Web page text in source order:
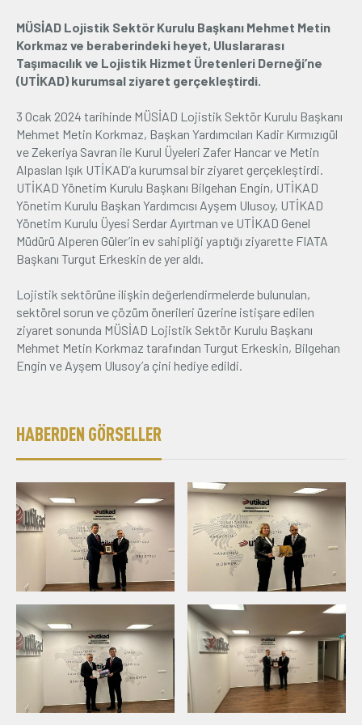
Üyelik
E-İşlemler
İletişim Hakkımızda Galeri
MÜSİAD Lojistik Sektör Kurulu Başkanı Mehmet Metin
Korkmaz ve beraberindeki heyet, Uluslararası
Taşımacılık ve Lojistik Hizmet Üretenleri Derneği’ne
(UTİKAD) kurumsal ziyaret gerçekleştirdi.
3 Ocak 2024 tarihinde MÜSİAD Lojistik Sektör Kurulu Başkanı
Mehmet Metin Korkmaz, Başkan Yardımcıları Kadir Kırmızıgül
ve Zekeriya Savran ile Kurul Üyeleri Zafer Hancar ve Metin
Alpaslan Işık UTİKAD’a kurumsal bir ziyaret gerçekleştirdi.
UTİKAD Yönetim Kurulu Başkanı Bilgehan Engin, UTİKAD
Yönetim Kurulu Başkan Yardımcısı Ayşem Ulusoy, UTİKAD
Yönetim Kurulu Üyesi Serdar Ayırtman ve UTİKAD Genel
Müdürü Alperen Güler’in ev sahipliği yaptığı ziyarette FIATA
Başkanı Turgut Erkeskin de yer aldı.
Lojistik sektörüne ilişkin değerlendirmelerde bulunulan,
sektörel sorun ve çözüm önerileri üzerine istişare edilen
ziyaret sonunda MÜSİAD Lojistik Sektör Kurulu Başkanı
Mehmet Metin Korkmaz tarafından Turgut Erkeskin, Bilgehan
Engin ve Ayşem Ulusoy’a çini hediye edildi.
HABERDEN GÖRSELLER